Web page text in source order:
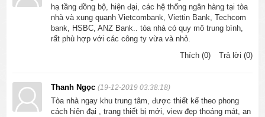
hạ tầng đồng bộ, hiện đại, các hệ thống ngân hàng tại tòa
nhà và xung quanh Vietcombank, Viettin Bank, Techcom
bank, HSBC, ANZ Bank.. tòa nhà có quy mô trung bình,
rất phù hợp với các công ty vừa và nhỏ.
Thích (0)
Trả lời (0)
Thanh Ngọc(19-12-2019 03:38:18)
Tòa nhà ngay khu trung tâm, được thiết kế theo phong
cách hiện đại , trang thiết bị mới, view đẹp thoáng mát, an